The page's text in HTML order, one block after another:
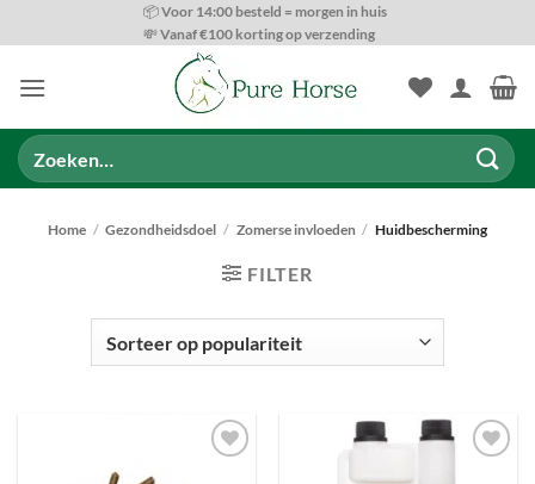
naar
📦 Voor 14:00 besteld = morgen in huis
💸 Vanaf €100 korting op verzending
Zoeken
naar:
Home / Gezondheidsdoel / Zomerse invloeden / Huidbescherming
FILTER